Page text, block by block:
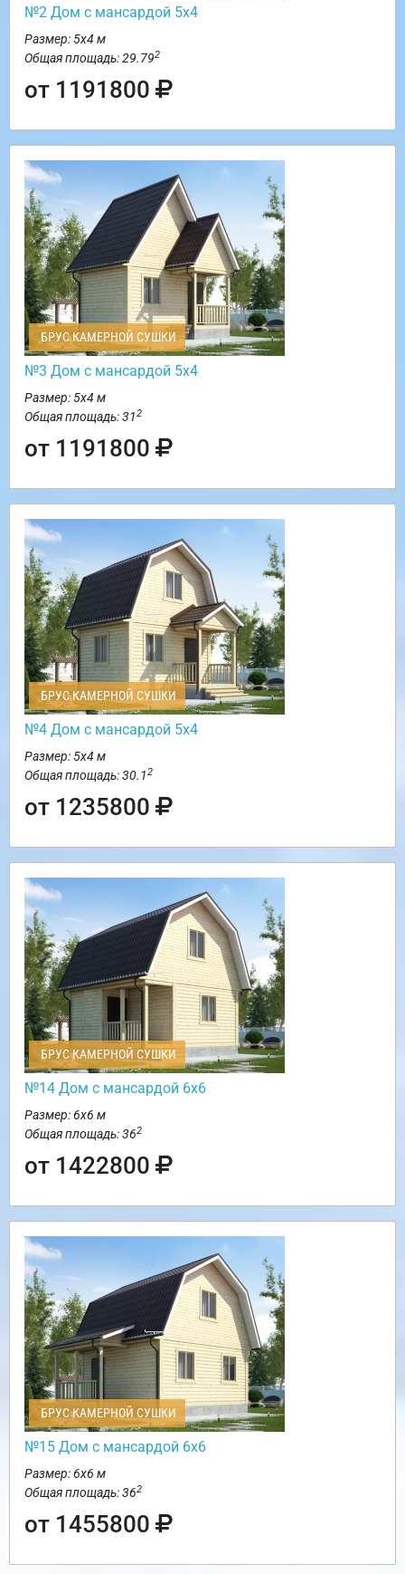
№2 Дом с мансардой 5х4
Размер: 5х4 м
Общая площадь: 29.792
от 1191800
БРУС КАМЕРНОЙ СУШКИ
№3 Дом с мансардой 5х4
Размер: 5х4 м
Общая площадь: 312
от 1191800
БРУС КАМЕРНОЙ СУШКИ
№4 Дом с мансардой 5х4
Размер: 5х4 м
Общая площадь: 30.12
от 1235800
БРУС КАМЕРНОЙ СУШКИ
№14 Дом с мансардой 6х6
Размер: 6х6 м
Общая площадь: 362
от 1422800
БРУС КАМЕРНОЙ СУШКИ
№15 Дом с мансардой 6х6
Размер: 6х6 м
Общая площадь: 362
от 1455800